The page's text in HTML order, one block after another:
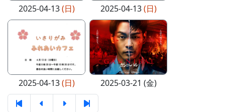
2025-04-13(日) 2025-04-13(日)
2025-04-13(日) 2025-03-21 (金)